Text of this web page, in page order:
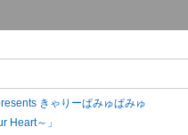
きゃりーぱみゅぱみゅ
Heart～」